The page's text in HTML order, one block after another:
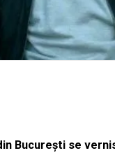
Bucureşti se